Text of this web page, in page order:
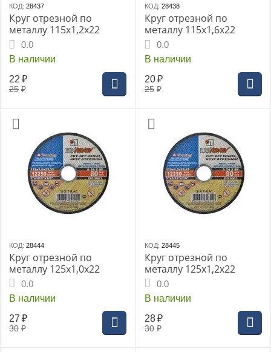
КОД: 28437
Круг отрезной по
металлу 115х1,2х22
0.0
В наличии
25 ₽
22 ₽
КОД: 28438
Круг отрезной по
металлу 115х1,6х22
0.0
В наличии
25 ₽
20 ₽
КОД: 28444
Круг отрезной по
металлу 125х1,0х22
0.0
В наличии
30 ₽
27 ₽
КОД: 28445
Круг отрезной по
металлу 125х1,2х22
0.0
В наличии
30 ₽
28 ₽